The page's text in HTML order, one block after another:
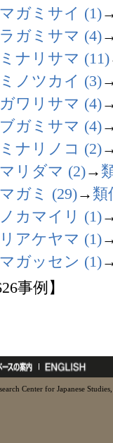
ガミサイ (1)
ガミサマ (4)
ナリサマ (11)
ノツカイ (3)
ワリサマ (4)
ガミサマ (4)
ナリノコ (2)
リダマ (2)→
ガミ (29)→ 類
カマイリ (1)
アケヤマ (1)
ガッセン (1)
事例】
Center for Japanese